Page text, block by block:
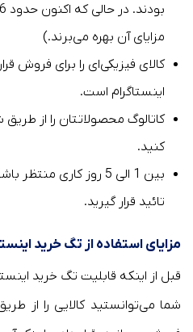
مزایای آن بهره می‌برند.)
کالای فیزیکی‌ای را برای فروش
اینستاگرام است.
کاتالوگ محصولاتتان را از
کنید.
بین 1 الی 5 روز کاری
تائید قرار گیرید.
مزایای استفاده از تگ خرید
قبل از اینکه قابلیت تگ خرید
شما می‌توانستید کالایی را از